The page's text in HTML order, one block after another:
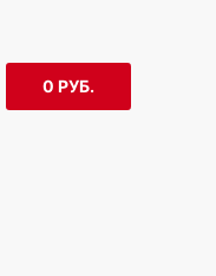
0 РУБ.